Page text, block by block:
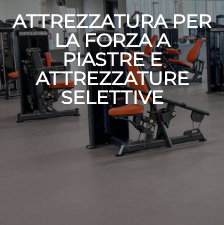
ATTREZZATURA PER
LA FORZA A
PIASTRE E
ATTREZZATURE
SELETTIVE